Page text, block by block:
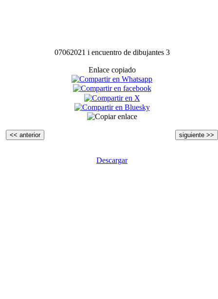
07062021 i encuentro de dibujantes 3
Enlace copiado
<< anterior siguiente >>
Descargar